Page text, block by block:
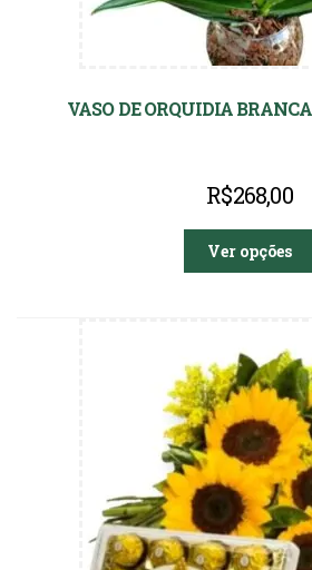
VASO DE ORQUIDIA
R$268,00
Ver opções